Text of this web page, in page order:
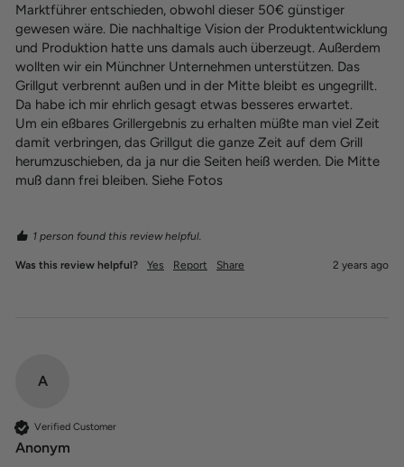
Marktführer entschieden, obwohl dieser 50€ günstiger
gewesen wäre. Die nachhaltige Vision der Produktentwicklung
und Produktion hatte uns damals auch überzeugt. Außerdem
wollten wir ein Münchner Unternehmen unterstützen. Das
Grillgut verbrennt außen und in der Mitte bleibt es ungegrillt.
Da habe ich mir ehrlich gesagt etwas besseres erwartet.
Um ein eßbares Grillergebnis zu erhalten müßte man viel Zeit
damit verbringen, das Grillgut die ganze Zeit auf dem Grill
herumzuschieben, da ja nur die Seiten heiß werden. Die Mitte
muß dann frei bleiben. Siehe Fotos
1 person found this review helpful.
Was this review helpful? Yes Report Share 2 years ago
A
Verified Customer
Anonym